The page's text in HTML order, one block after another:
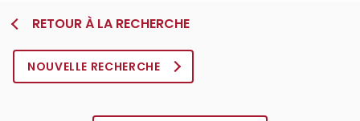
RETOUR À LA RECHERCHE
NOUVELLE RECHERCHE